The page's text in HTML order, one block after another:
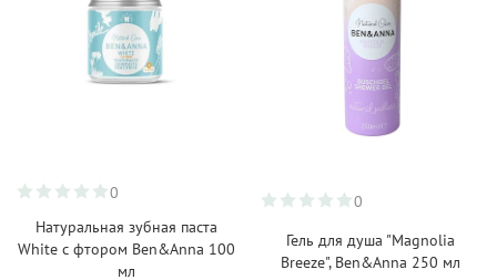
0
Натуральная зубная паста
White с фтором Ben&Anna 100
мл
0
Гель для душа "Magnolia
Breeze", Ben&Anna 250 мл